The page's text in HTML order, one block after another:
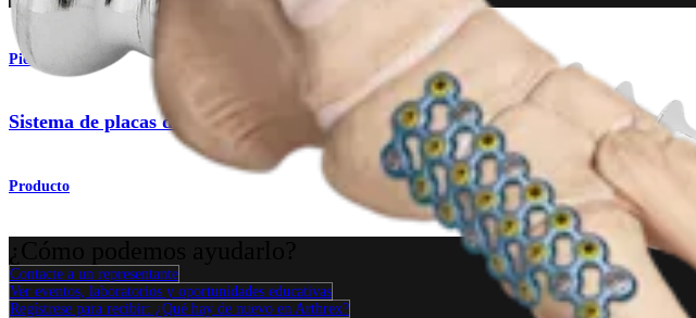
Pie y tobillo
Sistema de placas de malla
Producto
Contacte a un representante
Ver eventos, laboratorios y oportunidades educativas
Regístrese para recibir: ¿Qué hay de nuevo en Arthrex?